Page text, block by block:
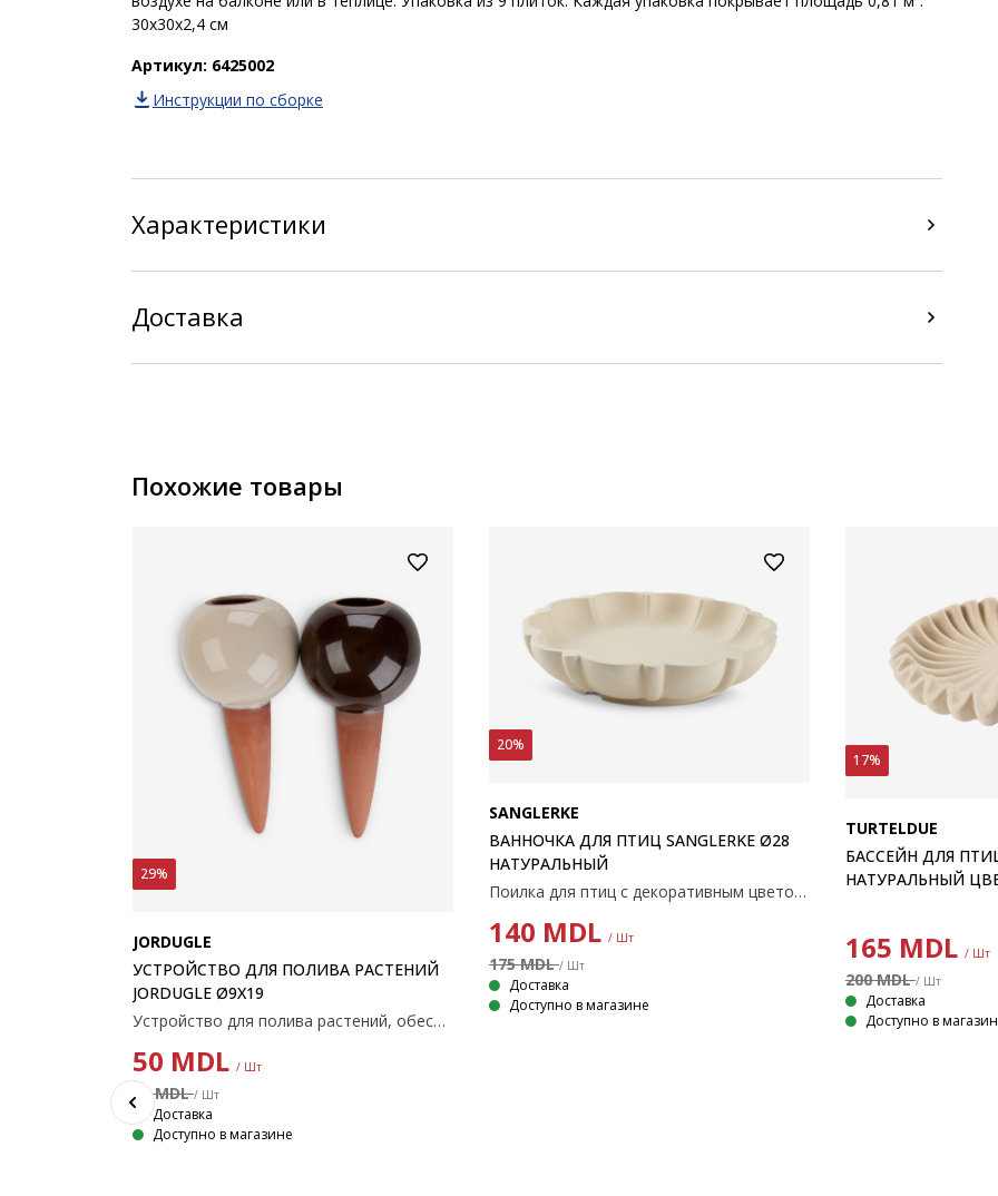
30x30x2,4 см
Артикул: 6425002
Инструкции по сборке
Характеристики
Доставка
Похожие товары
29%
JORDUGLE
УСТРОЙСТВО ДЛЯ ПОЛИВА РАСТЕНИЙ
JORDUGLE Ø9X19
Устройство для полива растений, обеспечивающее растениям постоянный доступ к воде. Терракотовый наконечник медленно выпускает воду из резервуара в почву. Доступно в различных цветах и продается поштучно. Ø9 x H19 см
50 MDL / Шт
70 MDL/ Шт
Доставка
Доступно в магазине
20%
SANGLERKE
ВАННОЧКА ДЛЯ ПТИЦ SANGLERKE Ø28
НАТУРАЛЬНЫЙ
Поилка для птиц с декоративным цветочным узором натурального цвета. Изготовлена из морозостойкого цемента, ее неглубокая чаша приглашает птиц безопасно пить и купаться круглый год. Ø28 x H6 см
140 MDL / Шт
175 MDL/ Шт
Доставка
Доступно в магазине
17%
TURTELDUE
БАССЕЙН ДЛЯ
НАТУРАЛЬНЫЙ
165 MDL / Шт
200 MDL/ Шт
Доставка
Доступно в